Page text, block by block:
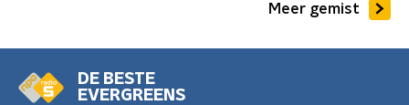
Meer gemist
DE BESTE
EVERGREENS